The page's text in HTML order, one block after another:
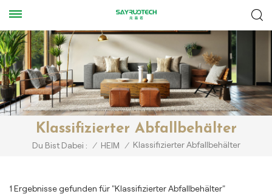
Klassifizierter Abfallbehälter
Du Bist Dabei : / HEIM / Klassifizierter Abfallbehälter
1 Ergebnisse gefunden für "Klassifizierter Abfallbehälter"